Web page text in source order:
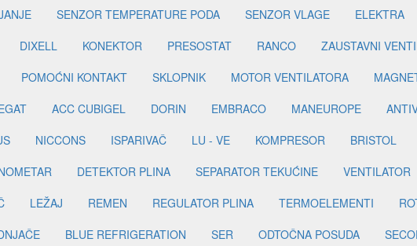
SENZOR TEMPERATURE PODA SENZOR VLAGE ELEKTRA
DIXELL KONEKTOR PRESOSTAT RANCO ZAUSTAVNI
POMOĆNI KONTAKT SKLOPNIK MOTOR VENTILATORA
ACC CUBIGEL DORIN EMBRACO MANEUROPE
NICCONS ISPARIVAČ LU - VE KOMPRESOR BRISTOL
DETEKTOR PLINA SEPARATOR TEKUĆINE VENTILATOR
LEŽAJ REMEN REGULATOR PLINA TERMOELEMENTI
BLUE REFRIGERATION SER ODTOČNA POSUDA